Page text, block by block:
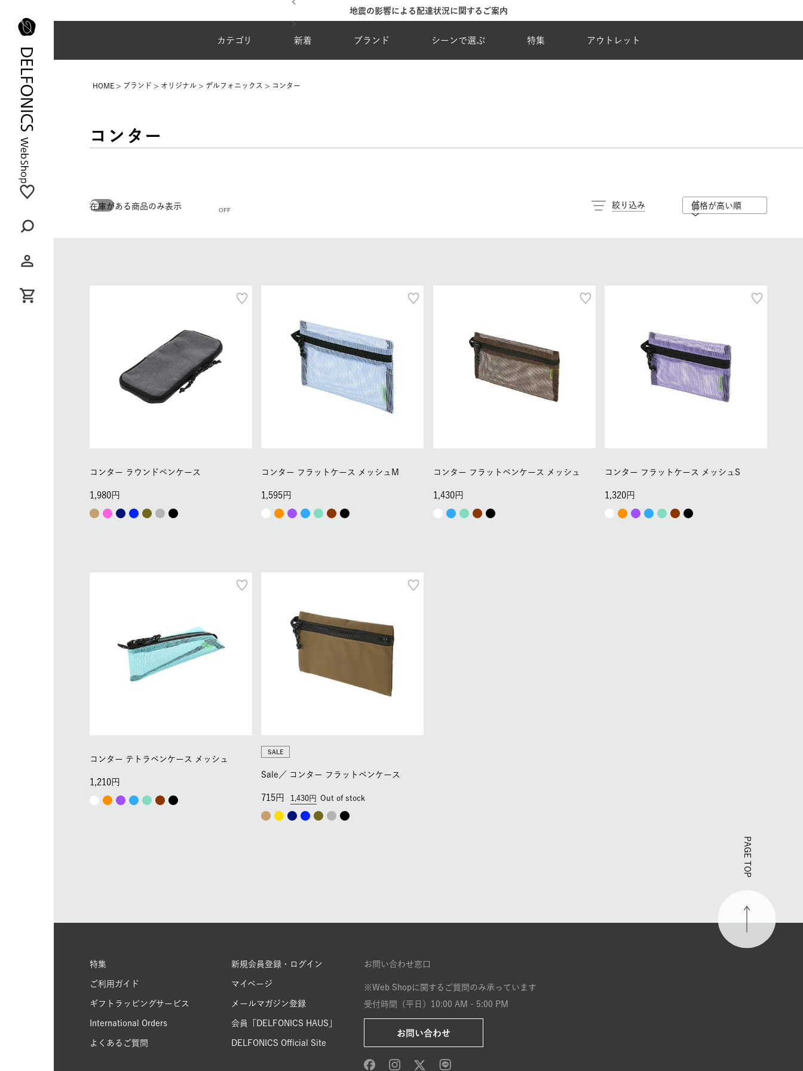
地震の影響による配達状況に関するご案内
カテゴリ 新着 ブランド シーンで選ぶ 特集 アウトレット
HOME ブランド オリジナル デルフォニックス コンター
コンター
在庫がある商品のみ表示 絞り込み 価格が高い順
コンター ラウンドペンケース
1,980
コンター フラットケース メッシュM
1,595
コンター フラットペンケース メッシュ
1,430
コンター フラットケース メッシュS
1,320
コンター テトラペンケース メッシュ
1,210
SALE
Sale／ コンター フラットペンケース
1,430
715 Out of stock
PAGE TOP
特集
ご利用ガイド
ギフトラッピングサービス
International Orders
よくあるご質問
新規会員登録・ログイン
マイページ
メールマガジン登録
会員「DELFONICS HAUS」
DELFONICS Official Site
お問い合わせ窓口
※Web Shopに関するご質問のみ承っています
受付時間（平日）10:00 AM - 5:00 PM
お問い合わせ